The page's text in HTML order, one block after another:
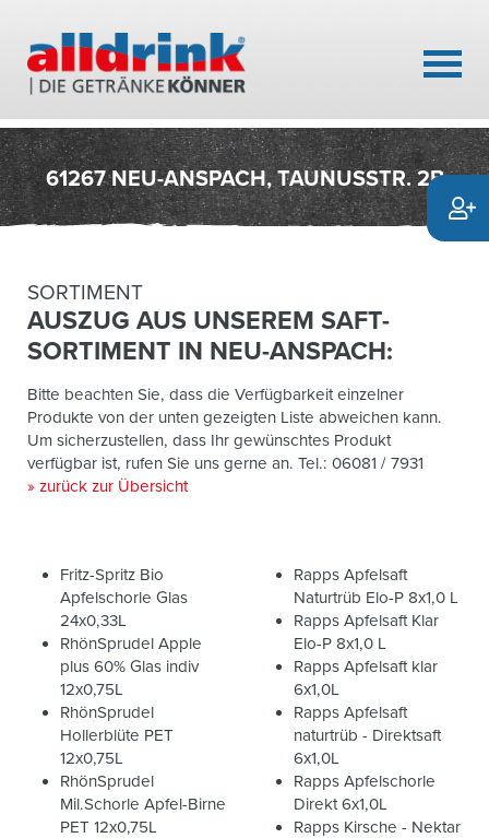
61267 NEU-ANSPACH, TAUNUSSTR. 2B
SORTIMENT
AUSZUG AUS UNSEREM SAFT-
SORTIMENT IN NEU-ANSPACH:
Bitte beachten Sie, dass die Verfügbarkeit einzelner
Produkte von der unten gezeigten Liste abweichen kann.
Um sicherzustellen, dass Ihr gewünschtes Produkt
verfügbar ist, rufen Sie uns gerne an. Tel.: 06081 / 7931
» zurück zur Übersicht
Fritz-Spritz Bio
Apfelschorle Glas
24x0,33L
RhönSprudel Apple
plus 60% Glas indiv
12x0,75L
RhönSprudel
Hollerblüte PET
12x0,75L
RhönSprudel
Mil.Schorle Apfel-Birne
PET 12x0,75L
Rapps Apfelsaft
Naturtrüb Elo-P 8x1,0 L
Rapps Apfelsaft Klar
Elo-P 8x1,0 L
Rapps Apfelsaft klar
6x1,0L
Rapps Apfelsaft
naturtrüb - Direktsaft
6x1,0L
Rapps Apfelschorle
Direkt 6x1,0L
Rapps Kirsche - Nektar